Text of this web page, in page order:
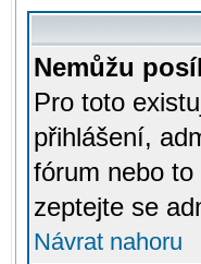
Nemůžu
Pro toto
přihlášení,
fórum nebo
zeptejte se
Návrat nahoru